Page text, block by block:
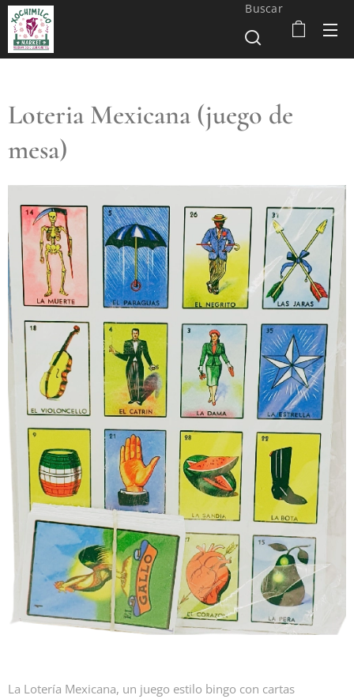
Buscar
Loteria Mexicana (juego de
mesa)
La Lotería Mexicana, un juego estilo bingo con cartas